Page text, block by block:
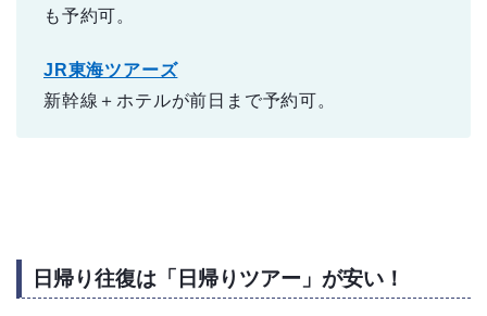
も予約可。
JR東海ツアーズ
新幹線＋ホテルが前日まで予約可。
日帰り往復は「日帰りツアー」が安い！